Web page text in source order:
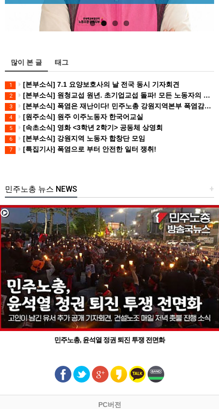
많이 본 글 태그
1 [본부소식] 7.1 요양보호사의 날 전국 동시 기자회견
2 [본부소식] 원청교섭 원년. 초기업교섭 돌파! 모든 노동자의 노동기본권 쟁취! 민주노총 7.15 총파업대회
3 [본부소식] 폭염은 재난이다! 민주노총 강원지역본부 폭염감시단 선포 기자회견
4 [원주소식] 원주 이주노동자 한국어교실
5 [속초소식] 영화 <3학년 2학기> 공동체 상영회
6 [본부소식] 강원지역 노동자 합창단 모임
7 [특집기사] 폭염으로 부터 안전한 일터 쟁취!
+
민주노총 뉴스 NEWS
민주노총, 윤석열 정권 퇴진 투쟁 전면화
PC버전